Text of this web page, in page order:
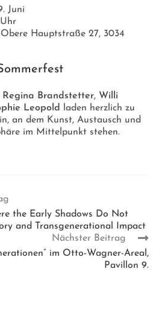
Juni
Hauptstraße 27, 3034
Regina Brandstetter, Willi
Leopold
laden herzlich zu
an dem Kunst, Austausch und
im Mittelpunkt stehen.
the Early Shadows Do Not
and Transgenerational Impact
Nächster Beitrag
im Otto-Wagner-Areal,
Pavillon 9.